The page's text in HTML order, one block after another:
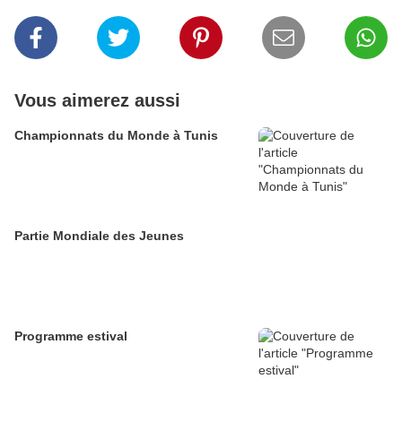
Vous aimerez aussi
Championnats du Monde à Tunis
Partie Mondiale des Jeunes
Programme estival